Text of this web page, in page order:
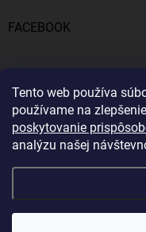
Tento web používa
používame na
poskytovanie
analýzu našej
FACEBOOK
PRIJÍMAME ONLINE